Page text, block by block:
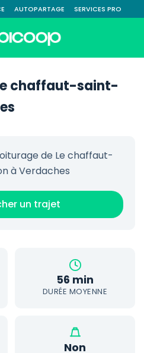
AUTOPARTAGE SERVICES PRO
chaffaut-saint-
de Le chaffaut-
à Verdaches
un trajet
56 min
DURÉE MOYENNE
Non